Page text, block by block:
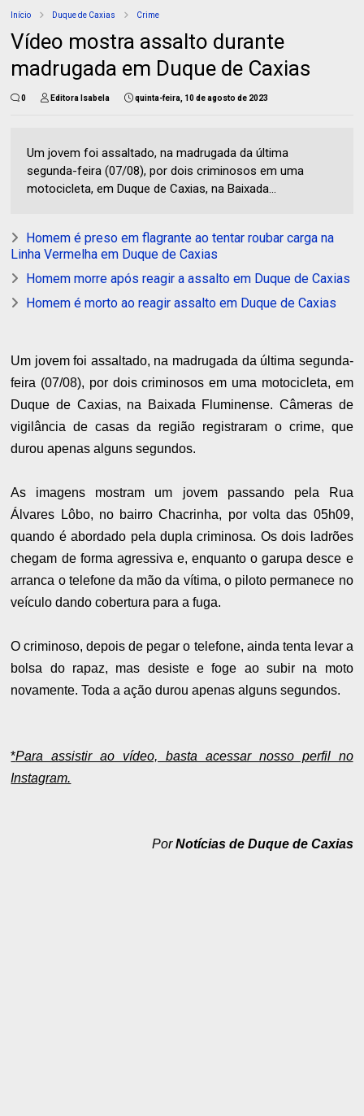
Início Duque de Caxias Crime
Vídeo mostra assalto durante
madrugada em Duque de Caxias
0 Editora Isabela quinta-feira, 10 de agosto de 2023
Um jovem foi assaltado, na madrugada da última
segunda-feira (07/08), por dois criminosos em uma
motocicleta, em Duque de Caxias, na Baixada...
Homem é preso em flagrante ao tentar roubar carga na
Linha Vermelha em Duque de Caxias
Homem morre após reagir a assalto em Duque de Caxias
Homem é morto ao reagir assalto em Duque de Caxias
Um jovem foi assaltado, na madrugada da última segunda-
feira (07/08), por dois criminosos em uma motocicleta, em
Duque de Caxias, na Baixada Fluminense. Câmeras de
vigilância de casas da região registraram o crime, que
durou apenas alguns segundos.
As imagens mostram um jovem passando pela Rua
Álvares Lôbo, no bairro Chacrinha, por volta das 05h09,
quando é abordado pela dupla criminosa. Os dois ladrões
chegam de forma agressiva e, enquanto o garupa desce e
arranca o telefone da mão da vítima, o piloto permanece no
veículo dando cobertura para a fuga.
O criminoso, depois de pegar o telefone, ainda tenta levar a
bolsa do rapaz, mas desiste e foge ao subir na moto
novamente. Toda a ação durou apenas alguns segundos.
*Para assistir ao vídeo, basta acessar nosso perfil no
Instagram.
PorNotícias de Duque de Caxias